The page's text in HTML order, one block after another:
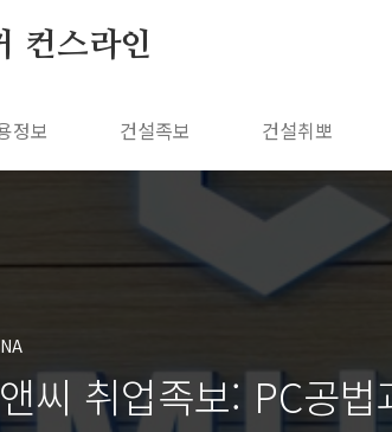
컨스라인
정보 건설족보 건설취뽀
씨 취업족보: PC공